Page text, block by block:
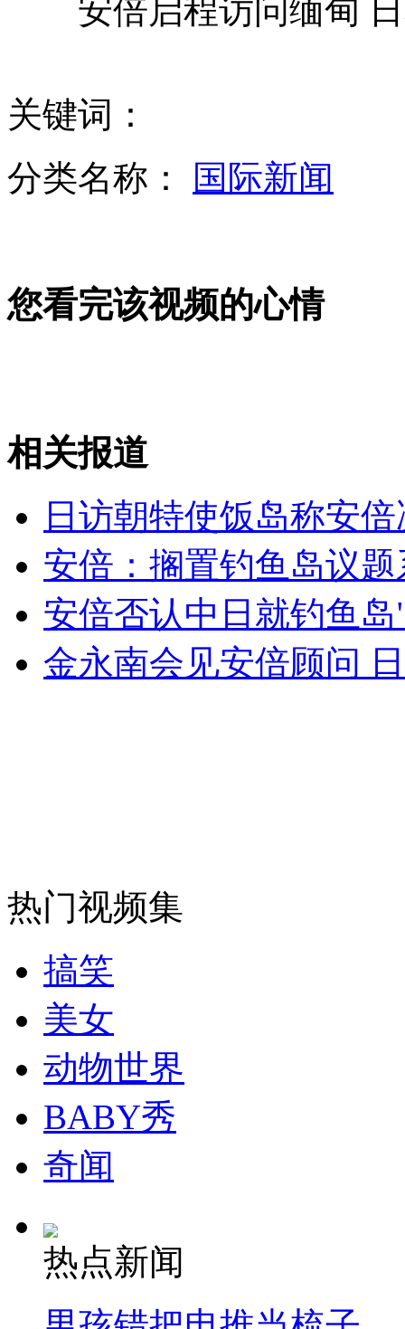
武汉被举报"开车吸毒"公交司机尿检确呈阳性
民警跳河救人致肺部感染 环保局长致歉
120急救电话“插播”广告 长达60秒
外交部：有关国家言论片面不公正
安徽一实载49人客车翻车
纽约上演“枕头大战”
司机酒驾遇交警 急速倒车逃窜
安倍启程访问缅甸 日
关键词：
分类名称：
国际新闻
您看完该视频的心情
相关报道
日访朝特使饭岛称安
安倍：搁置钓鱼岛议
安倍否认中日就钓鱼
金永南会见安倍顾问
热门视频集
搞笑
美女
动物世界
BABY秀
奇闻
热点新闻